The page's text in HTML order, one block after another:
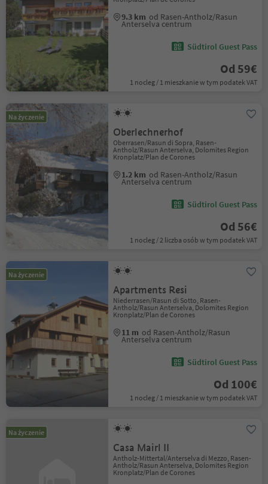
9.3 km od Rasen-Antholz/Rasun
Anterselva centrum
Südtirol Guest Pass
Od 59€
1 nocleg / 1 mieszkanie w tym podatek VAT
Na życzenie
Oberlechnerhof
Oberrasen/Rasun di Sopra, Rasen-
Antholz/Rasun Anterselva, Dolomites Region
Kronplatz/Plan de Corones
1.2 km od Rasen-Antholz/Rasun
Anterselva centrum
Südtirol Guest Pass
Od 56€
1 nocleg / 2 liczba osób w tym podatek VAT
Na życzenie
Apartments Resi
Niederrasen/Rasun di Sotto, Rasen-
Antholz/Rasun Anterselva, Dolomites Region
Kronplatz/Plan de Corones
11 m od Rasen-Antholz/Rasun
Anterselva centrum
Südtirol Guest Pass
Od 100€
1 nocleg / 1 mieszkanie w tym podatek VAT
Na życzenie
Casa Mairl II
Antholz-Mittertal/Anterselva di Mezzo, Rasen-
Antholz/Rasun Anterselva, Dolomites Region
Kronplatz/Plan de Corones